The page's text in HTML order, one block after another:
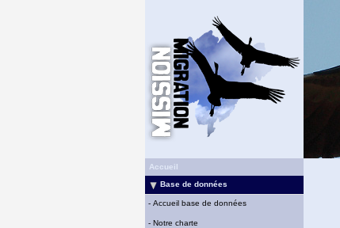
Accueil
Base de données
- Accueil base de données
- Notre charte